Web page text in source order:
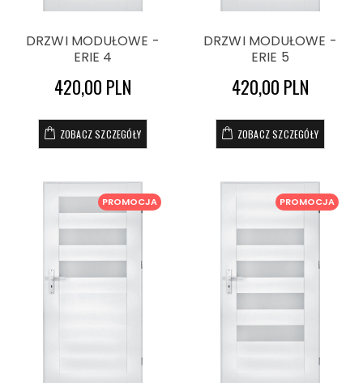
DRZWI MODUŁOWE -
ERIE 4
420,00 PLN
ZOBACZ SZCZEGÓŁY
DRZWI MODUŁOWE -
ERIE 5
420,00 PLN
ZOBACZ SZCZEGÓŁY
PROMOCJA PROMOCJA